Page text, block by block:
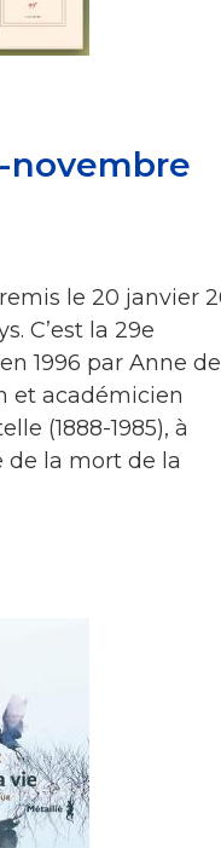
novembre
le 20 janvier
C’est la 29e
1996 par Anne de
et académicien
(1888-1985), à
de la mort de la